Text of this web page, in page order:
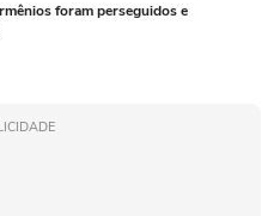
foram perseguidos e